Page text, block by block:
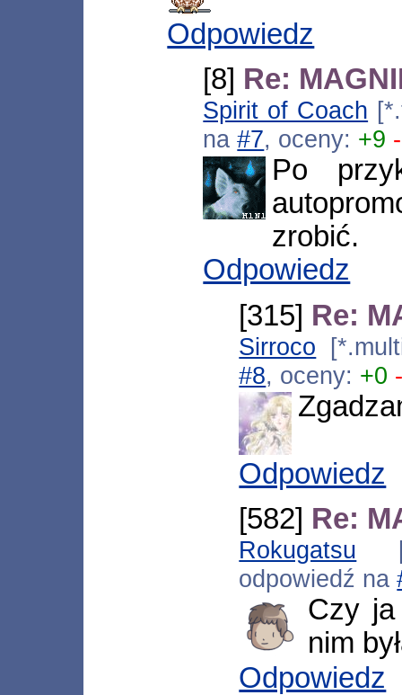
Odpowiedz
[8] Re:
Spirit of Coach
na#7, oceny: +9
Po
zrobić.
Odpowiedz
[315] Re:
Sirroco
#8, oceny: +0
Odpowiedz
[582] Re:
Rokugatsu
odpowiedź na
Czy ja
nim
Odpowiedz